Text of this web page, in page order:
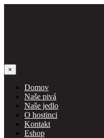
×
Domov
Naše pivá
Naše jedlo
O hostinci
Kontakt
Eshop